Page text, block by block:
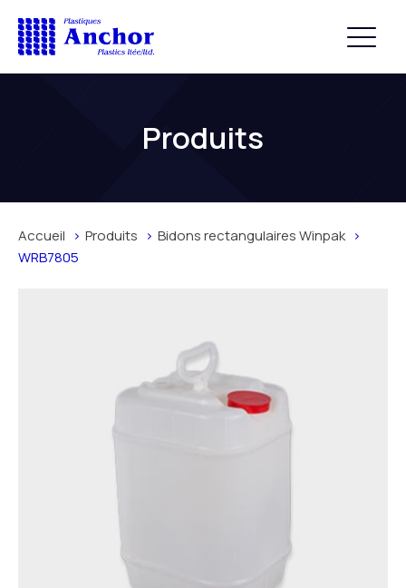
Produits
Accueil Produits
Bidons rectangulaires Winpak
WRB7805